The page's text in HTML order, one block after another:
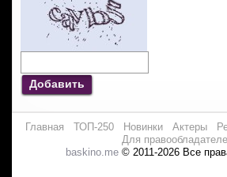
Добавить
Главная ТОП-250 Новинки Актеры
Для
baskino.me© 2011-2026 Все